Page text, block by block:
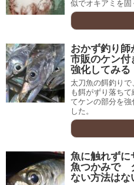
似でオキアミを固
おかず釣り師
市販のケン付
強化してみる
太刀魚の餌釣り
も餌がずり落ち
てケンの部分を
した。
魚に触れず
魚つかみで
ない方法はな